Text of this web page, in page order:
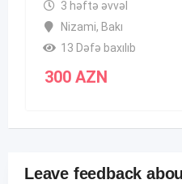
3 həftə əvvəl
Nizami, Bakı
13 Dəfə baxılıb
300 AZN
Leave feedback